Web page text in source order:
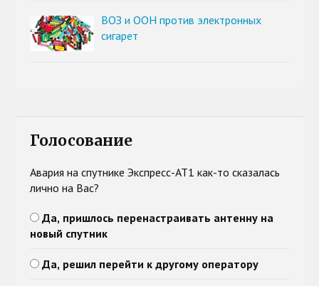
ВОЗ и ООН против электронных
сигарет
Голосование
Авария на спутнике Экспресс-АТ1 как-то сказалась
лично на Вас?
Да, пришлось перенастраивать антенну на
новый спутник
Да, решил перейти к другому оператору